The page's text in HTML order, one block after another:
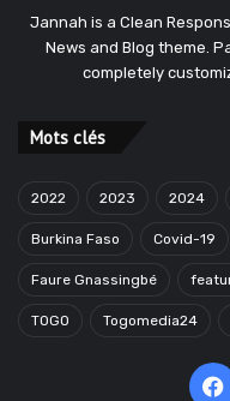
Jannah is a Clean
News and Blog theme.
completely
Mots clés
2022 2023 2024
Burkina Faso Covid-19
Faure Gnassingbé
TOGO Togomedia24